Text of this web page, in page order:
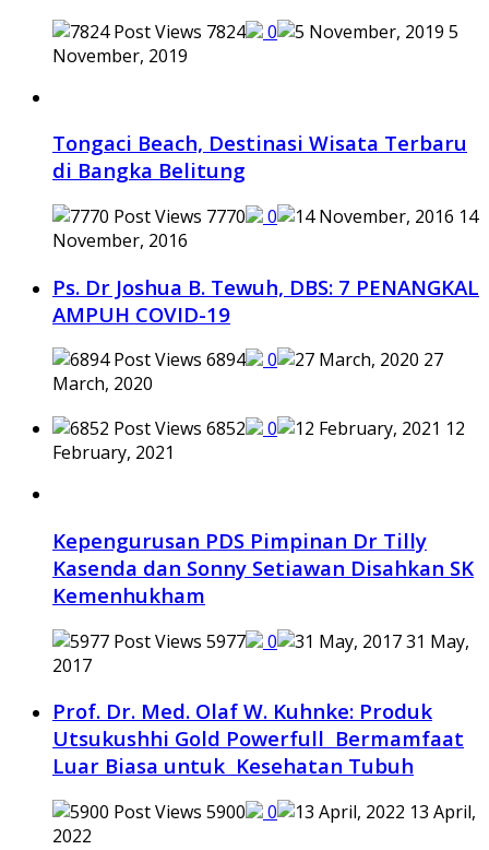
7824 0
5
November, 2019
Tongaci Beach, Destinasi Wisata Terbaru
di Bangka Belitung
7770 0
14
November, 2016
Ps. Dr Joshua B. Tewuh, DBS: 7 PENANGKAL
AMPUH COVID-19
6894 0
27
March, 2020
6852
0
12
February, 2021
Kepengurusan PDS Pimpinan Dr Tilly
Kasenda dan Sonny Setiawan Disahkan SK
Kemenhukham
5977 0
31 May,
2017
Prof. Dr. Med. Olaf W. Kuhnke: Produk
Utsukushhi Gold Powerfull Bermamfaat
Luar Biasa untuk Kesehatan Tubuh
5900 0
13 April,
2022